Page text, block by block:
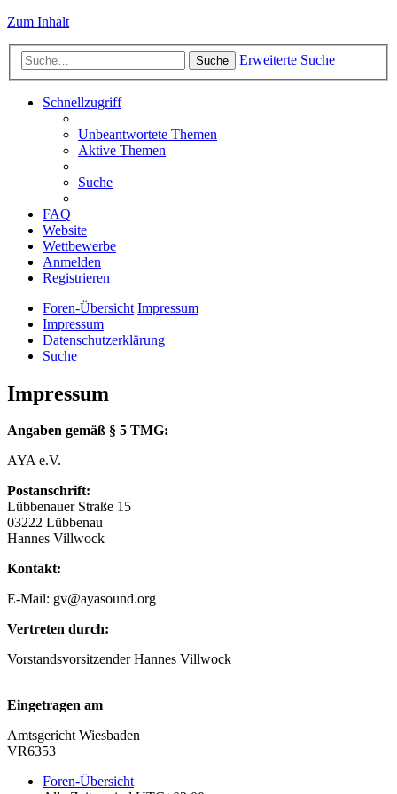
Zum Inhalt
Suche Erweiterte Suche
Schnellzugriff
Unbeantwortete Themen
Aktive Themen
Suche
FAQ
Website
Wettbewerbe
Anmelden
Registrieren
Foren-Übersicht Impressum
Impressum
Datenschutzerklärung
Suche
Impressum
Angaben gemäß § 5 TMG:
AYA e.V.
Postanschrift:
Lübbenauer Straße 15
03222 Lübbenau
Hannes Villwock
Kontakt:
E-Mail: gv@ayasound.org
Vertreten durch:
Vorstandsvorsitzender Hannes Villwock
Eingetragen am
Amtsgericht Wiesbaden
VR6353
Foren-Übersicht